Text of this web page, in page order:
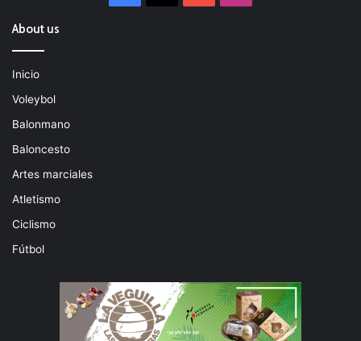
About us
Inicio
Voleybol
Balonmano
Baloncesto
Artes marciales
Atletismo
Ciclismo
Fútbol